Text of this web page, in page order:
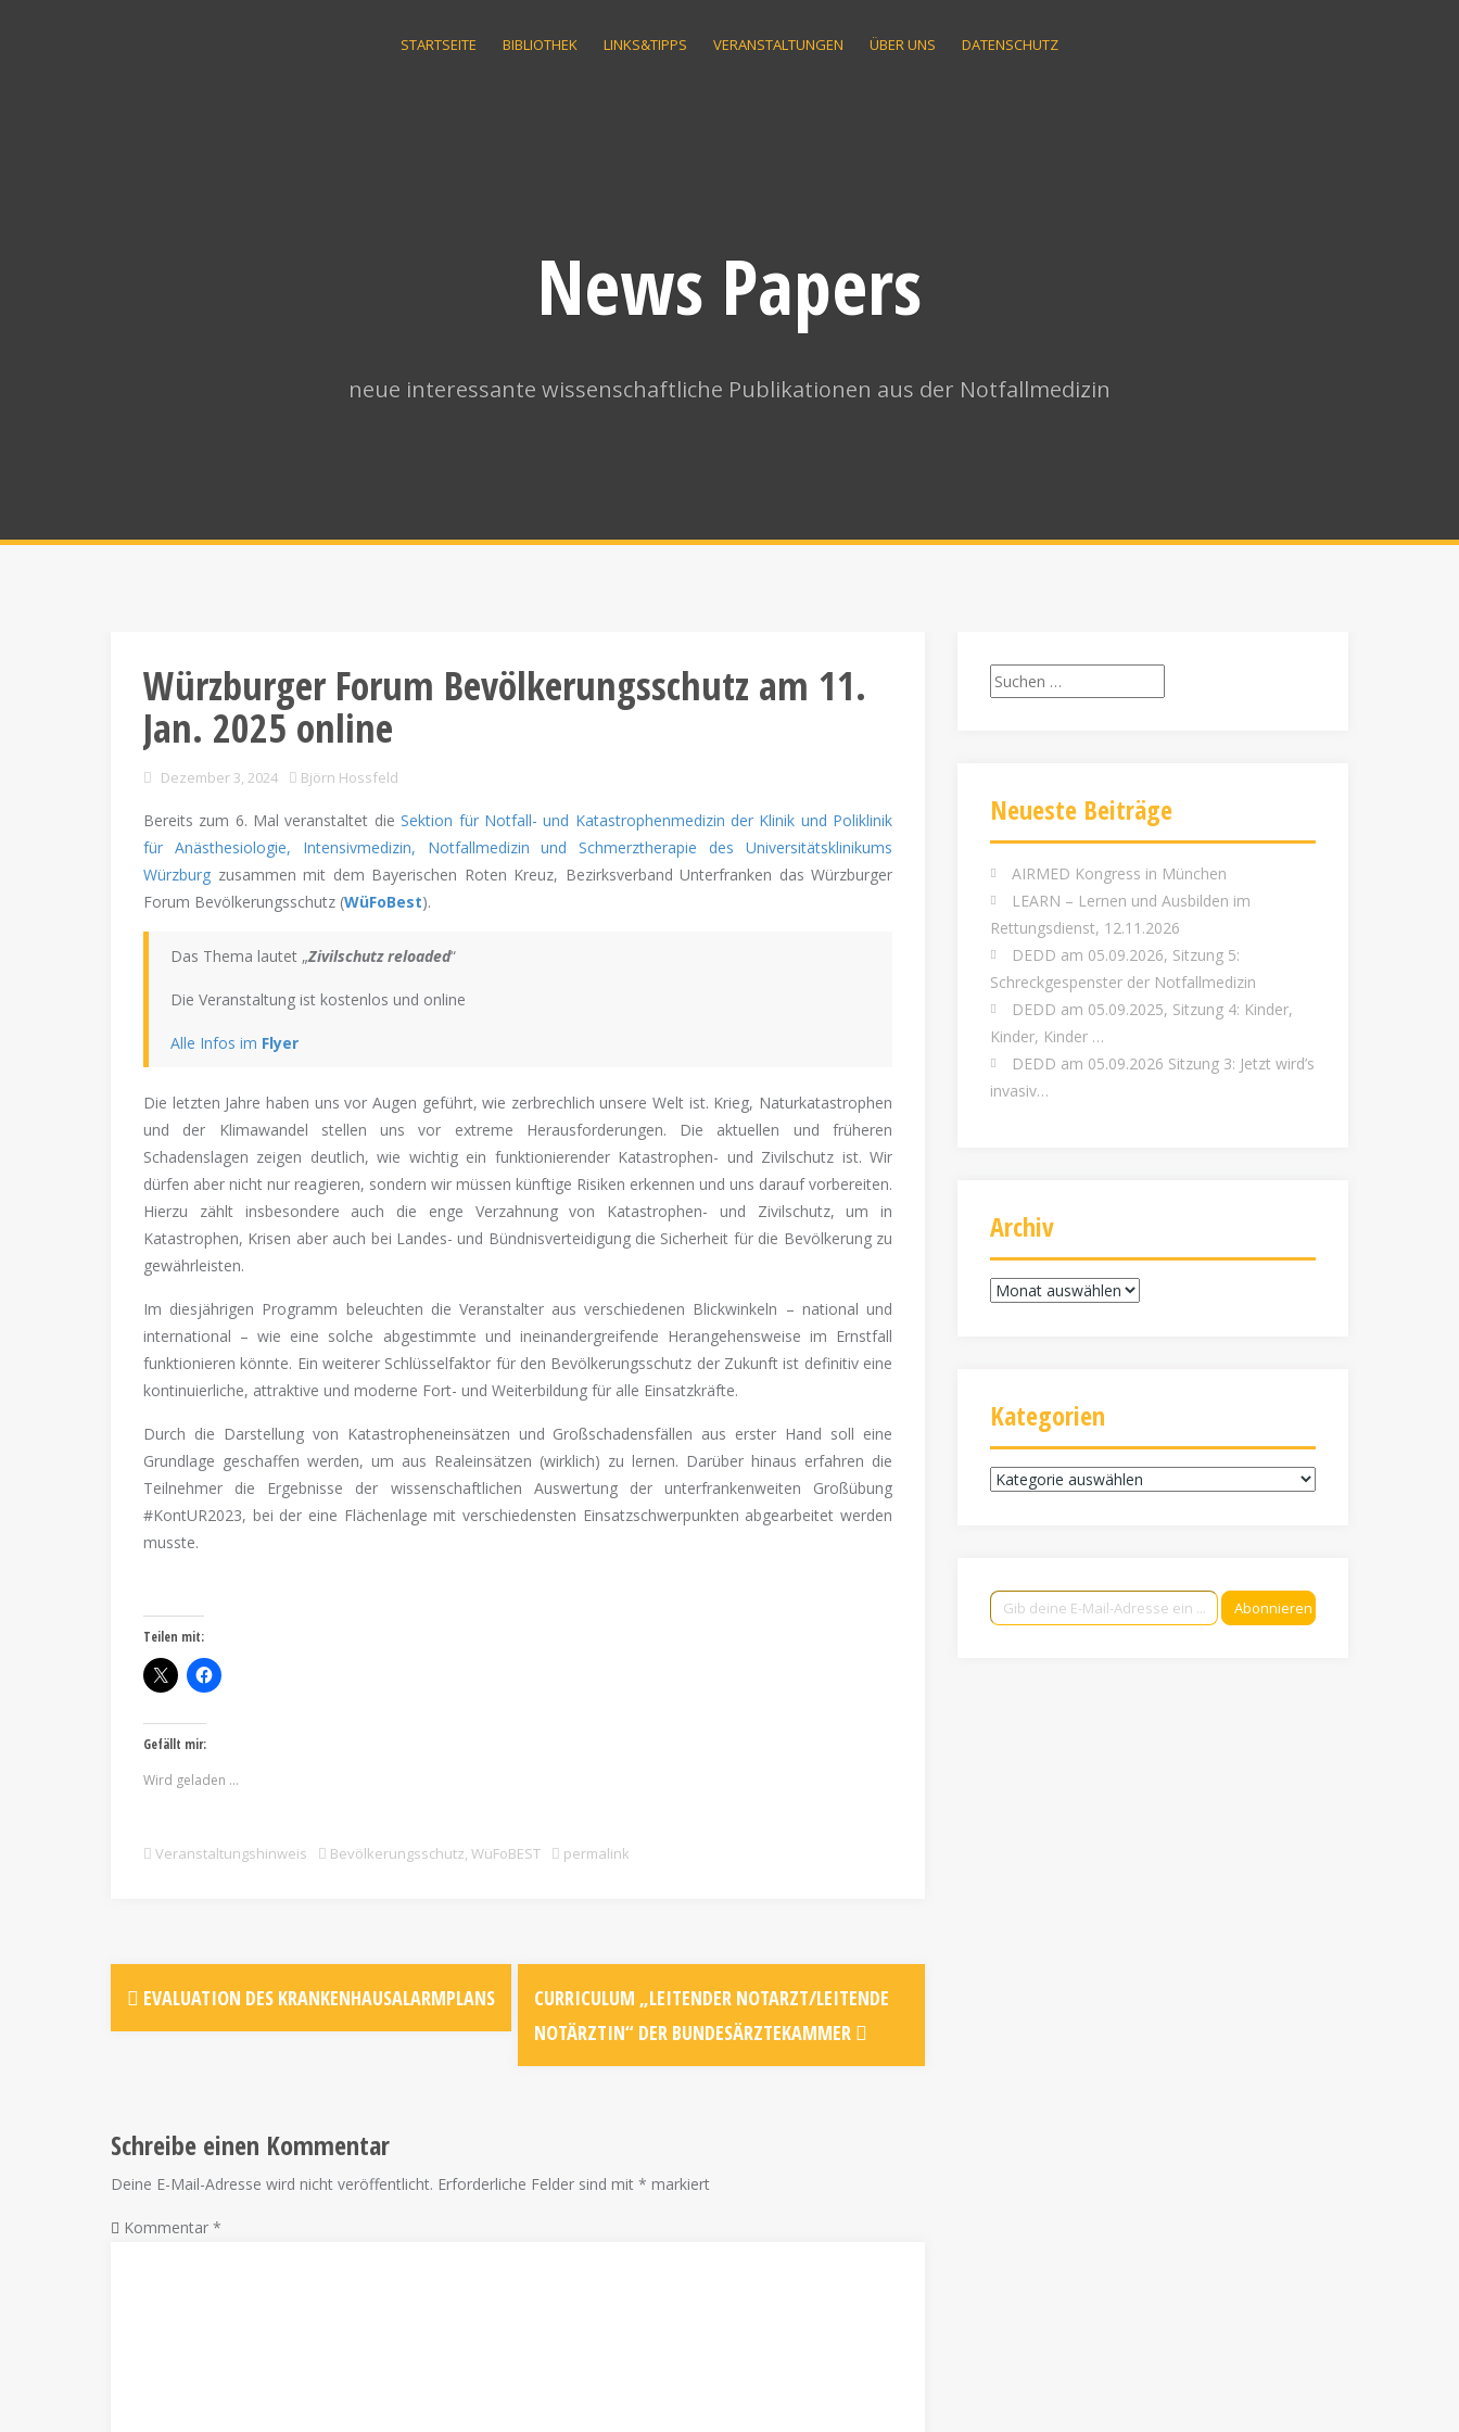
STARTSEITE BIBLIOTHEK LINKS&TIPPS VERANSTALTUNGEN ÜBER UNS DATENSCHUTZ
News Papers
neue interessante wissenschaftliche Publikationen aus der Notfallmedizin
Würzburger Forum Bevölkerungsschutz am 11.
Jan. 2025 online
Dezember 3, 2024 Björn Hossfeld
Bereits zum 6. Mal veranstaltet dieSektion für Notfall- und Katastrophenmedizin der Klinik und Poliklinik
für Anästhesiologie, Intensivmedizin, Notfallmedizin und Schmerztherapie des Universitätsklinikums
Würzburg zusammen mit dem Bayerischen Roten Kreuz, Bezirksverband Unterfranken das Würzburger
Forum Bevölkerungsschutz (WüFoBest).
Das Thema lautet „Zivilschutz reloaded“
Die Veranstaltung ist kostenlos und online
Alle Infos im Flyer
Die letzten Jahre haben uns vor Augen geführt, wie zerbrechlich unsere Welt ist. Krieg, Naturkatastrophen
und der Klimawandel stellen uns vor extreme Herausforderungen. Die aktuellen und früheren
Schadenslagen zeigen deutlich, wie wichtig ein funktionierender Katastrophen- und Zivilschutz ist. Wir
dürfen aber nicht nur reagieren, sondern wir müssen künftige Risiken erkennen und uns darauf vorbereiten.
Hierzu zählt insbesondere auch die enge Verzahnung von Katastrophen- und Zivilschutz, um in
Katastrophen, Krisen aber auch bei Landes- und Bündnisverteidigung die Sicherheit für die Bevölkerung zu
gewährleisten.
Im diesjährigen Programm beleuchten die Veranstalter aus verschiedenen Blickwinkeln – national und
international – wie eine solche abgestimmte und ineinandergreifende Herangehensweise im Ernstfall
funktionieren könnte. Ein weiterer Schlüsselfaktor für den Bevölkerungsschutz der Zukunft ist definitiv eine
kontinuierliche, attraktive und moderne Fort- und Weiterbildung für alle Einsatzkräfte.
Durch die Darstellung von Katastropheneinsätzen und Großschadensfällen aus erster Hand soll eine
Grundlage geschaffen werden, um aus Realeinsätzen (wirklich) zu lernen. Darüber hinaus erfahren die
Teilnehmer die Ergebnisse der wissenschaftlichen Auswertung der unterfrankenweiten Großübung
#KontUR2023, bei der eine Flächenlage mit verschiedensten Einsatzschwerpunkten abgearbeitet werden
musste.
Teilen mit:
Gefällt mir:
Wird geladen …
Veranstaltungshinweis Bevölkerungsschutz, WüFoBEST permalink
EVALUATION DES KRANKENHAUSALARMPLANS
CURRICULUM „LEITENDER NOTARZT/LEITENDE
NOTÄRZTIN“ DER BUNDESÄRZTEKAMMER
Schreibe einen Kommentar
Deine E-Mail-Adresse wird nicht veröffentlicht. Erforderliche Felder sind mit * markiert
Kommentar *
Suchen
nach:
Neueste Beiträge
AIRMED Kongress in München
LEARN – Lernen und Ausbilden im
Rettungsdienst, 12.11.2026
DEDD am 05.09.2026, Sitzung 5:
Schreckgespenster der Notfallmedizin
DEDD am 05.09.2025, Sitzung 4: Kinder,
Kinder, Kinder …
DEDD am 05.09.2026 Sitzung 3: Jetzt wird’s
invasiv…
Archiv
Archiv
Kategorien
Kategorien
Gib deine E-Mail-Adresse ein ...
Abonnieren